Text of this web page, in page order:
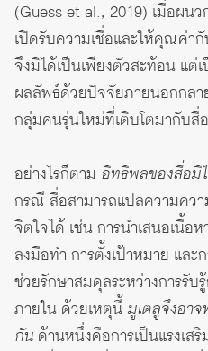
(Guess et al., 2019) เมื่อผน
เปิดรับความเชื่อและให้คุณค่
จึงมิได้เป็นเพียงตัวสะท้อน แต่
ผลลัพธ์ด้วยปัจจัยภายนอกกลา
กลุ่มคนรุ่นใหม่ที่เติบโตมากับสื่
อย่างไรก็ตาม อิทธิพลของสื่อมิ
กรณี สื่อสามารถแปลความคว
จิตใจได้ เช่น การนำเสนอเนื้อ
ลงมือทำ การตั้งเป้าหมาย แล
ช่วยรักษาสมดุลระหว่างการรั
ภายใน ด้วยเหตุนี้ มูเตลูจึงอา
กัน ด้านหนึ่งคือการเป็นแรงเส